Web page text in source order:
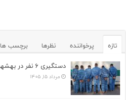
تازه پرخواننده نظرها
برچسب ها
دستگیری ۶ نفر در بهشهر به اتهام تشویش اذهان عمومی
مرداد ۱۵, ۱۴۰۵